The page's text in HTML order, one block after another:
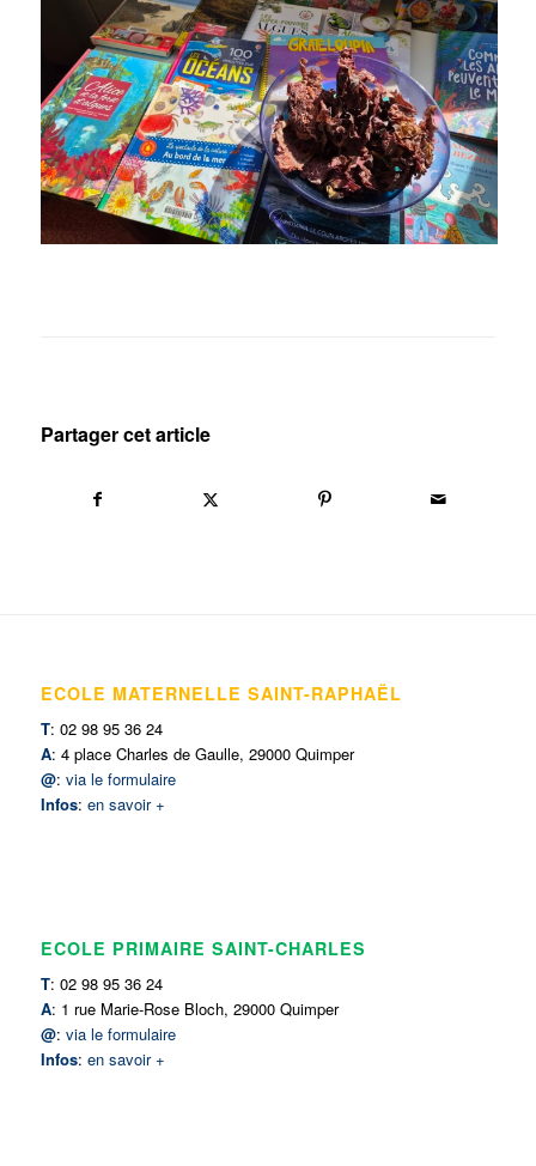
Partager cet article
ECOLE MATERNELLE SAINT-RAPHAËL
T: 02 98 95 36 24
A: 4 place Charles de Gaulle, 29000 Quimper
@: via le formulaire
Infos: en savoir +
ECOLE PRIMAIRE SAINT-CHARLES
T: 02 98 95 36 24
A: 1 rue Marie-Rose Bloch, 29000 Quimper
@: via le formulaire
Infos: en savoir +